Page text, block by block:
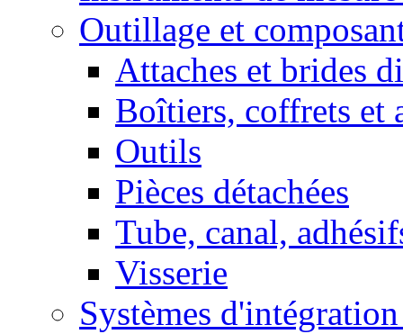
Outillage et
Attaches et brides
Boîtiers, coffrets et
Outils
Pièces détachées
Tube, canal,
Visserie
Systèmes